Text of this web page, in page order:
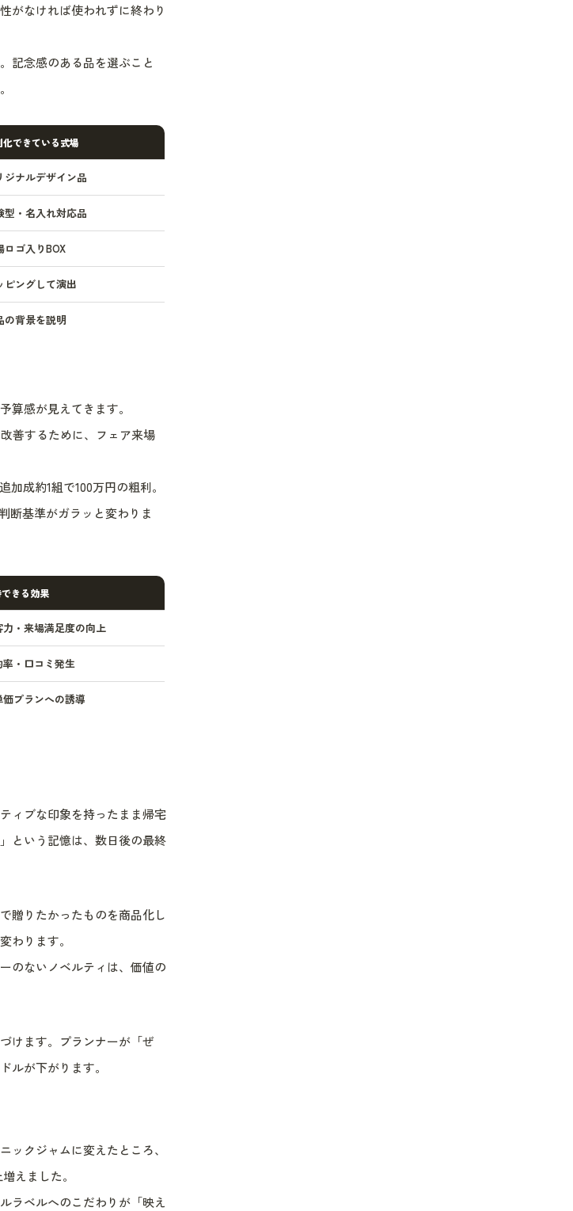
がなければ使われずに終わり
記念感のある品を選ぶこと
化できている式場
ジナルデザイン品
型・名入れ対応品
ロゴ入りBOX
ピングして演出
の背景を説明
算感が見えてきます。
善するために、フェア来場
成約1組で100万円の粗利。
断基準がガラッと変わりま
きる効果
力・来場満足度の向上
率・口コミ発生
価プランへの誘導
ィブな印象を持ったまま帰宅
という記憶は、数日後の最終
贈りたかったものを商品化し
ります。
のないノベルティは、価値の
けます。プランナーが「ぜ
ルが下がります。
ックジャムに変えたところ、
えました。
ラベルへのこだわりが「映え